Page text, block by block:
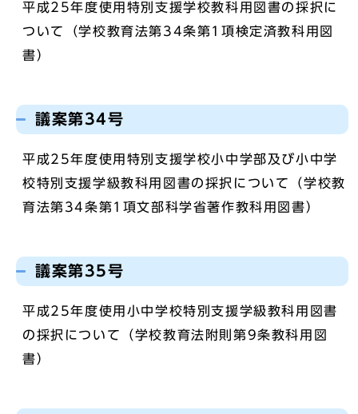
平成25年度使用特別支援学校教科用図書の採択に
ついて（学校教育法第34条第1項検定済教科用図
書）
議案第34号
平成25年度使用特別支援学校小中学部及び小中学
校特別支援学級教科用図書の採択について（学校教
育法第34条第1項文部科学省著作教科用図書）
議案第35号
平成25年度使用小中学校特別支援学級教科用図書
の採択について（学校教育法附則第9条教科用図
書）